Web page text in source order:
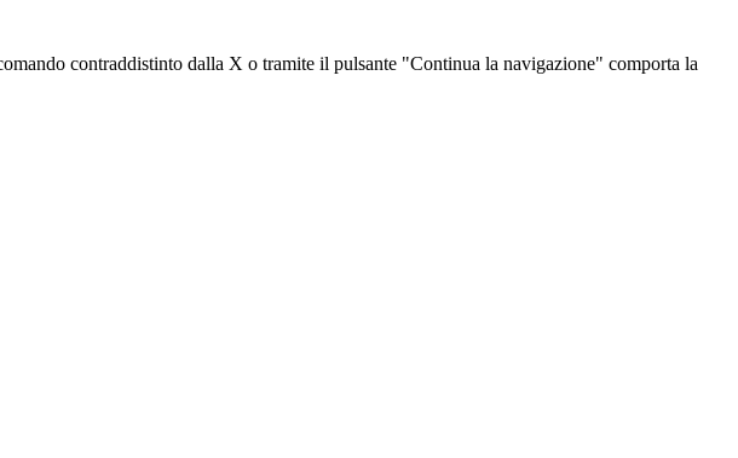
contraddistinto dalla X o tramite il pulsante "Continua la navigazione" comporta la